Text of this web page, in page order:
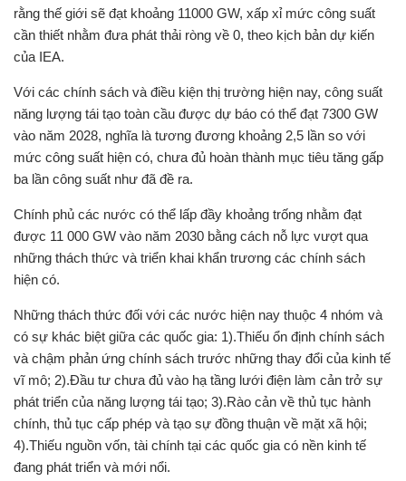
rằng thế giới sẽ đạt khoảng 11000 GW, xấp xỉ mức công suất
cần thiết nhằm đưa phát thải ròng về 0, theo kịch bản dự kiến
của IEA.
Với các chính sách và điều kiện thị trường hiện nay, công suất
năng lượng tái tạo toàn cầu được dự báo có thể đạt 7300 GW
vào năm 2028, nghĩa là tương đương khoảng 2,5 lần so với
mức công suất hiện có, chưa đủ hoàn thành mục tiêu tăng gấp
ba lần công suất như đã đề ra.
Chính phủ các nước có thể lấp đầy khoảng trống nhằm đạt
được 11 000 GW vào năm 2030 bằng cách nỗ lực vượt qua
những thách thức và triển khai khẩn trương các chính sách
hiện có.
Những thách thức đối với các nước hiện nay thuộc 4 nhóm và
có sự khác biệt giữa các quốc gia: 1).Thiếu ổn định chính sách
và chậm phản ứng chính sách trước những thay đổi của kinh tế
vĩ mô; 2).Đầu tư chưa đủ vào hạ tầng lưới điện làm cản trở sự
phát triển của năng lượng tái tạo; 3).Rào cản về thủ tục hành
chính, thủ tục cấp phép và tạo sự đồng thuận về mặt xã hội;
4).Thiếu nguồn vốn, tài chính tại các quốc gia có nền kinh tế
đang phát triển và mới nổi.